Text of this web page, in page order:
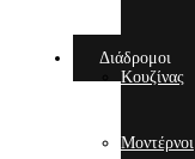
Διάδρομοι
Κουζίνας
Μοντέρνοι